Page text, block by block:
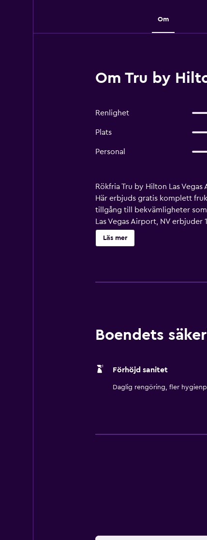
Om
Om Tru by
Renlighet
Plats
Personal
Rökfria Tru by Hilton Las
Här erbjuds gratis komplett
tillgång till bekvämligheter
Las Vegas Airport, NV
kabelpremiumkanaler.
wi-fi, med wi-fi-hastighet på
Läs mer
Boendets
Förhöjd sanitet
Daglig rengöring, fler